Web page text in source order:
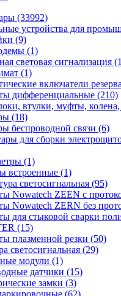
(33992)
устройства для
(9)
(1)
световая сигнализация
(1)
включатели
дифференциальные (210)
втулки, муфты,
(18)
беспроводной связи (6)
для сборки
(1)
встроенные (1)
светосигнальная (95)
Nowatech ZEEN c
Nowatech ZERN без
для стыковой сварки
(15)
плазменной резки (50)
светосигнальная (29)
модули (1)
датчики (15)
замки (3)
(62)